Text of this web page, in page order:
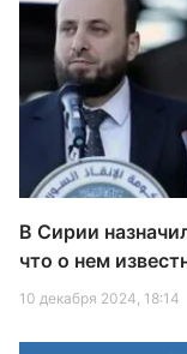
В Сирии
что о нем
10 декабря 2024, 18:14